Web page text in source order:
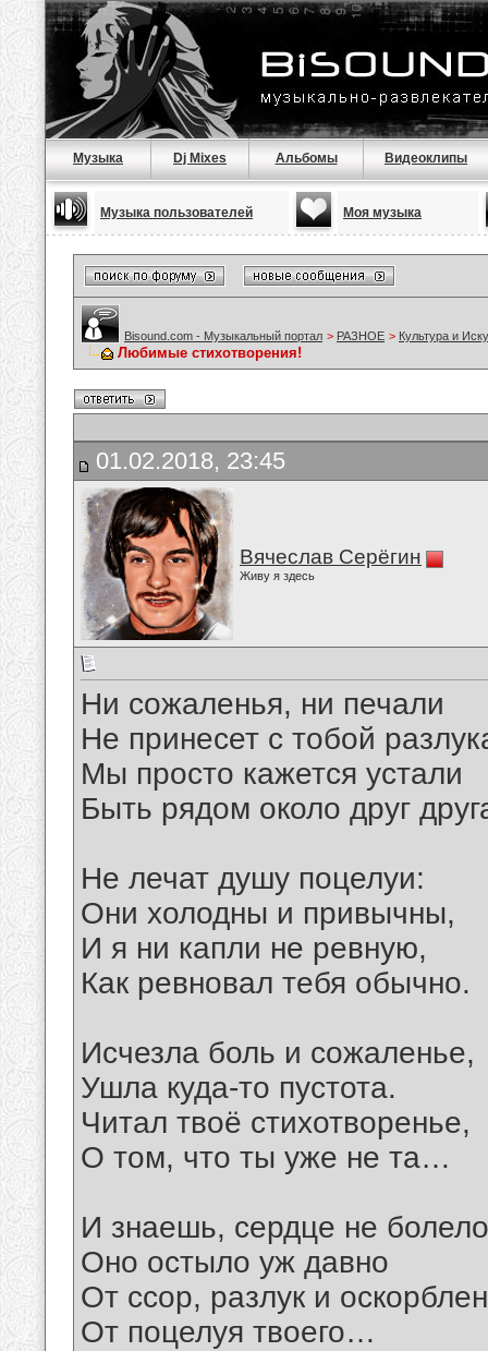
Музыка Dj Mixes Альбомы Видеоклипы
Музыка пользователей Моя музыка
Bisound.com - Музыкальный портал > РАЗНОЕ > Культура и
Любимые стихотворения!
01.02.2018, 23:45
Вячеслав Серёгин
Живу я здесь
Ни сожаленья, ни печали
Не принесет с тобой
Мы просто кажется устали
Быть рядом около друг
Не лечат душу поцелуи:
Они холодны и привычны,
И я ни капли не ревную,
Как ревновал тебя обычно.
Исчезла боль и сожаленье,
Ушла куда-то пустота.
Читал твоё стихотворенье,
О том, что ты уже не та…
И знаешь, сердце не
Оно остыло уж давно
От ссор, разлук и
От поцелуя твоего…